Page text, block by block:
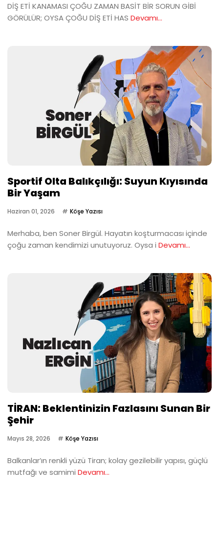
DİŞ ETİ KANAMASI ÇOĞU ZAMAN BASİT BİR SORUN GİBİ
GÖRÜLÜR; OYSA ÇOĞU DİŞ ETİ HAS Devamı...
Sportif Olta Balıkçılığı: Suyun Kıyısında
Bir Yaşam
Haziran 01, 2026 Köşe Yazısı
Merhaba, ben Soner Birgül. Hayatın koşturmacası içinde
çoğu zaman kendimizi unutuyoruz. Oysa i Devamı...
TİRAN: Beklentinizin Fazlasını Sunan Bir
Şehir
Mayıs 28, 2026 Köşe Yazısı
Balkanlar’ın renkli yüzü Tiran; kolay gezilebilir yapısı, güçlü
mutfağı ve samimi Devamı...